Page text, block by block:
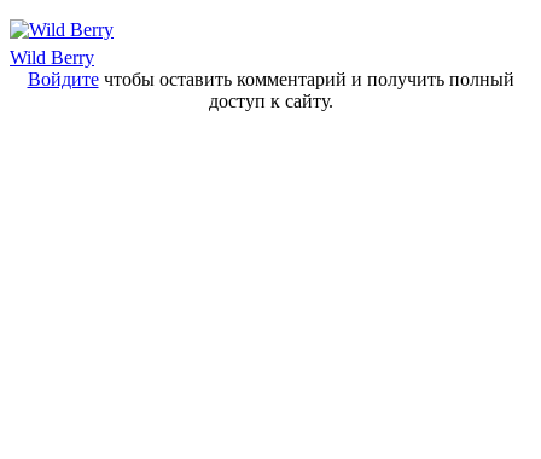
Wild Berry
Войдитечтобы оставить комментарий и получить полный
доступ к сайту.